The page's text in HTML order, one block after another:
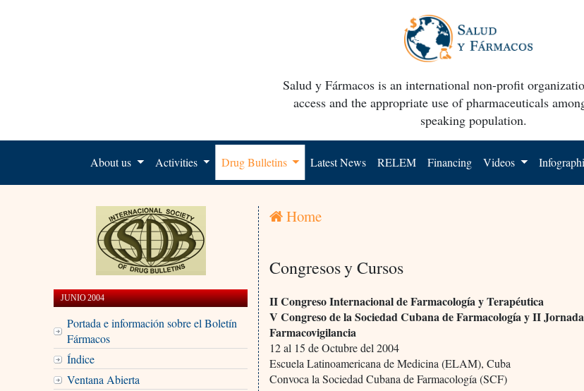
Salud y Fármacos is an international non-profit
access and the appropriate use of pharmaceuticals
speaking population.
About us Activities Drug Bulletins Latest News RELEM Financing Videos
JUNIO 2004
Portada e información sobre el Boletín
Fármacos
Índice
Ventana Abierta
Home
Congresos y Cursos
II Congreso Internacional de Farmacología y Terapéutica
V Congreso de la Sociedad Cubana de Farmacología y II
Farmacovigilancia
12 al 15 de Octubre del 2004
Escuela Latinoamericana de Medicina (ELAM), Cuba
Convoca la Sociedad Cubana de Farmacología (SCF)